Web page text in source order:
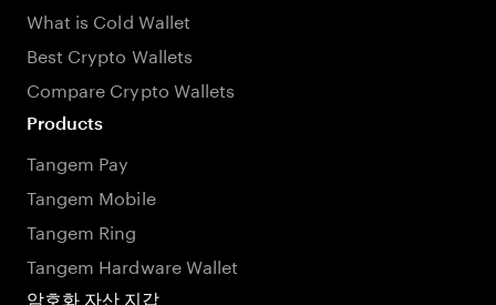
What is Cold Wallet
Best Crypto Wallets
Compare Crypto Wallets
Products
Tangem Pay
Tangem Mobile
Tangem Ring
Tangem Hardware Wallet
암호화 자산 지갑